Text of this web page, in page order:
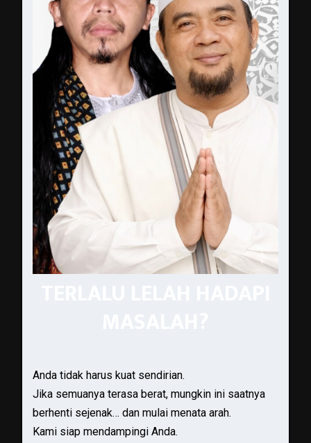
Anda tidak harus kuat sendirian.
Jika semuanya terasa berat, mungkin ini saatnya
berhenti sejenak… dan mulai menata arah.
Kami siap mendampingi Anda.